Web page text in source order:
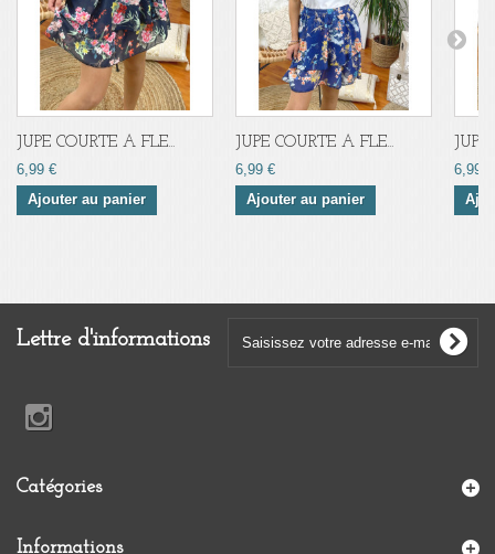
JUPE COURTE A FLE...
6,99 €
Ajouter au panier
JUPE COURTE A FLE...
6,99 €
Ajouter au panier
6,99 €
Lettre d'informations
Catégories
Informations